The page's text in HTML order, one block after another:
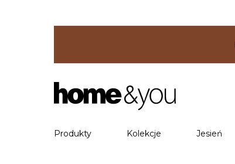
Produkty Kolekcje Jesień